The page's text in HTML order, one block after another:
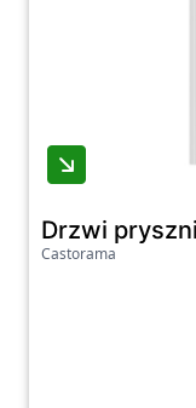
Drzwi
Castorama